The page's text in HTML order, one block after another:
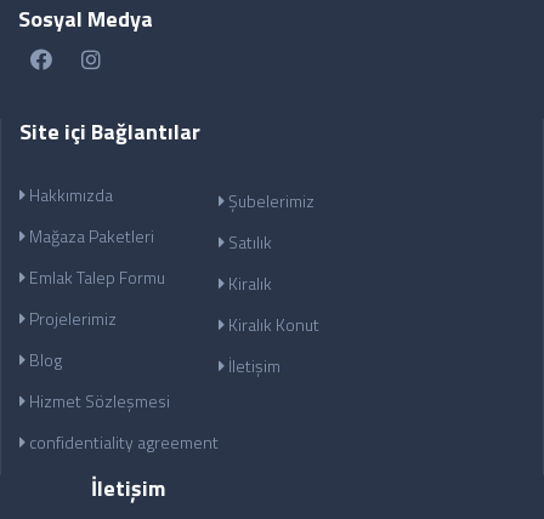
Sosyal Medya
Site içi Bağlantılar
Hakkımızda
Mağaza Paketleri
Emlak Talep Formu
Projelerimiz
Blog
Hizmet Sözleşmesi
confidentiality agreement
Şubelerimiz
Satılık
Kiralık
Kiralık Konut
İletişim
İletişim